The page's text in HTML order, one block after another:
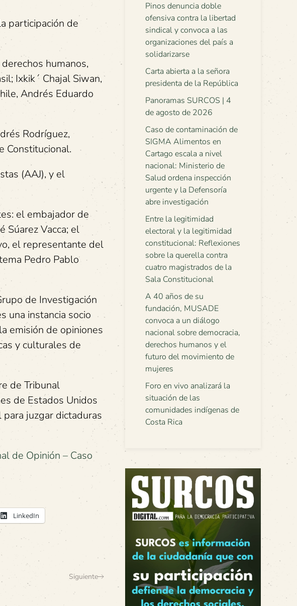
participación de
humanos,
Ixkik´ Chajal Siwan,
Andrés Eduardo
Rodríguez,
Constitucional.
(AAJ), y el
el embajador de
Súarez Vacca; el
el representante del
Pedro Pablo
de Investigación
una instancia socio
emisión de opiniones
y culturales de
de Tribunal
de Estados Unidos
juzgar dictaduras
de Opinión – Caso
LinkedIn
Siguiente
Pinos denuncia doble
ofensiva contra la libertad
sindical y convoca a las
organizaciones del país a
solidarizarse
Carta abierta a la señora
presidenta de la República
Panoramas SURCOS | 4
de agosto de 2026
Caso de contaminación de
SIGMA Alimentos en
Cartago escala a nivel
nacional: Ministerio de
Salud ordena inspección
urgente y la Defensoría
abre investigación
Entre la legitimidad
electoral y la legitimidad
constitucional: Reflexiones
sobre la querella contra
cuatro magistrados de la
Sala Constitucional
A 40 años de su
fundación, MUSADE
convoca a un diálogo
nacional sobre democracia,
derechos humanos y el
futuro del movimiento de
mujeres
Foro en vivo analizará la
situación de las
comunidades indígenas de
Costa Rica